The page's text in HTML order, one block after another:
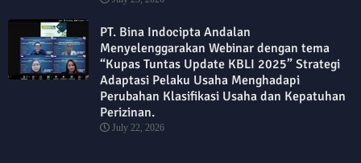
PT. Bina Indocipta Andalan
Menyelenggarakan Webinar dengan tema
“Kupas Tuntas Update KBLI 2025” Strategi
Adaptasi Pelaku Usaha Menghadapi
Perubahan Klasifikasi Usaha dan Kepatuhan
Perizinan.
July 22, 2026